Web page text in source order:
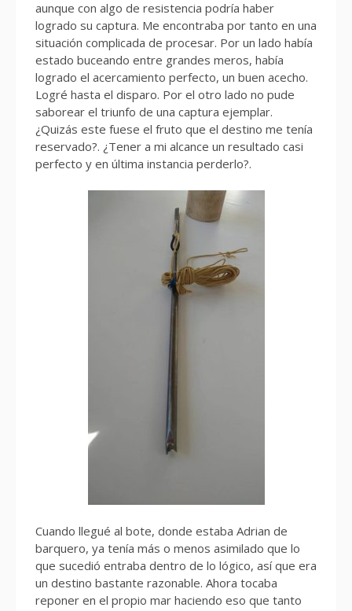
aunque con algo de resistencia podría haber
logrado su captura. Me encontraba por tanto en una
situación complicada de procesar. Por un lado había
estado buceando entre grandes meros, había
logrado el acercamiento perfecto, un buen acecho.
Logré hasta el disparo. Por el otro lado no pude
saborear el triunfo de una captura ejemplar.
¿Quizás este fuese el fruto que el destino me tenía
reservado?. ¿Tener a mi alcance un resultado casi
perfecto y en última instancia perderlo?.
Cuando llegué al bote, donde estaba Adrian de
barquero, ya tenía más o menos asimilado que lo
que sucedió entraba dentro de lo lógico, así que era
un destino bastante razonable. Ahora tocaba
reponer en el propio mar haciendo eso que tanto